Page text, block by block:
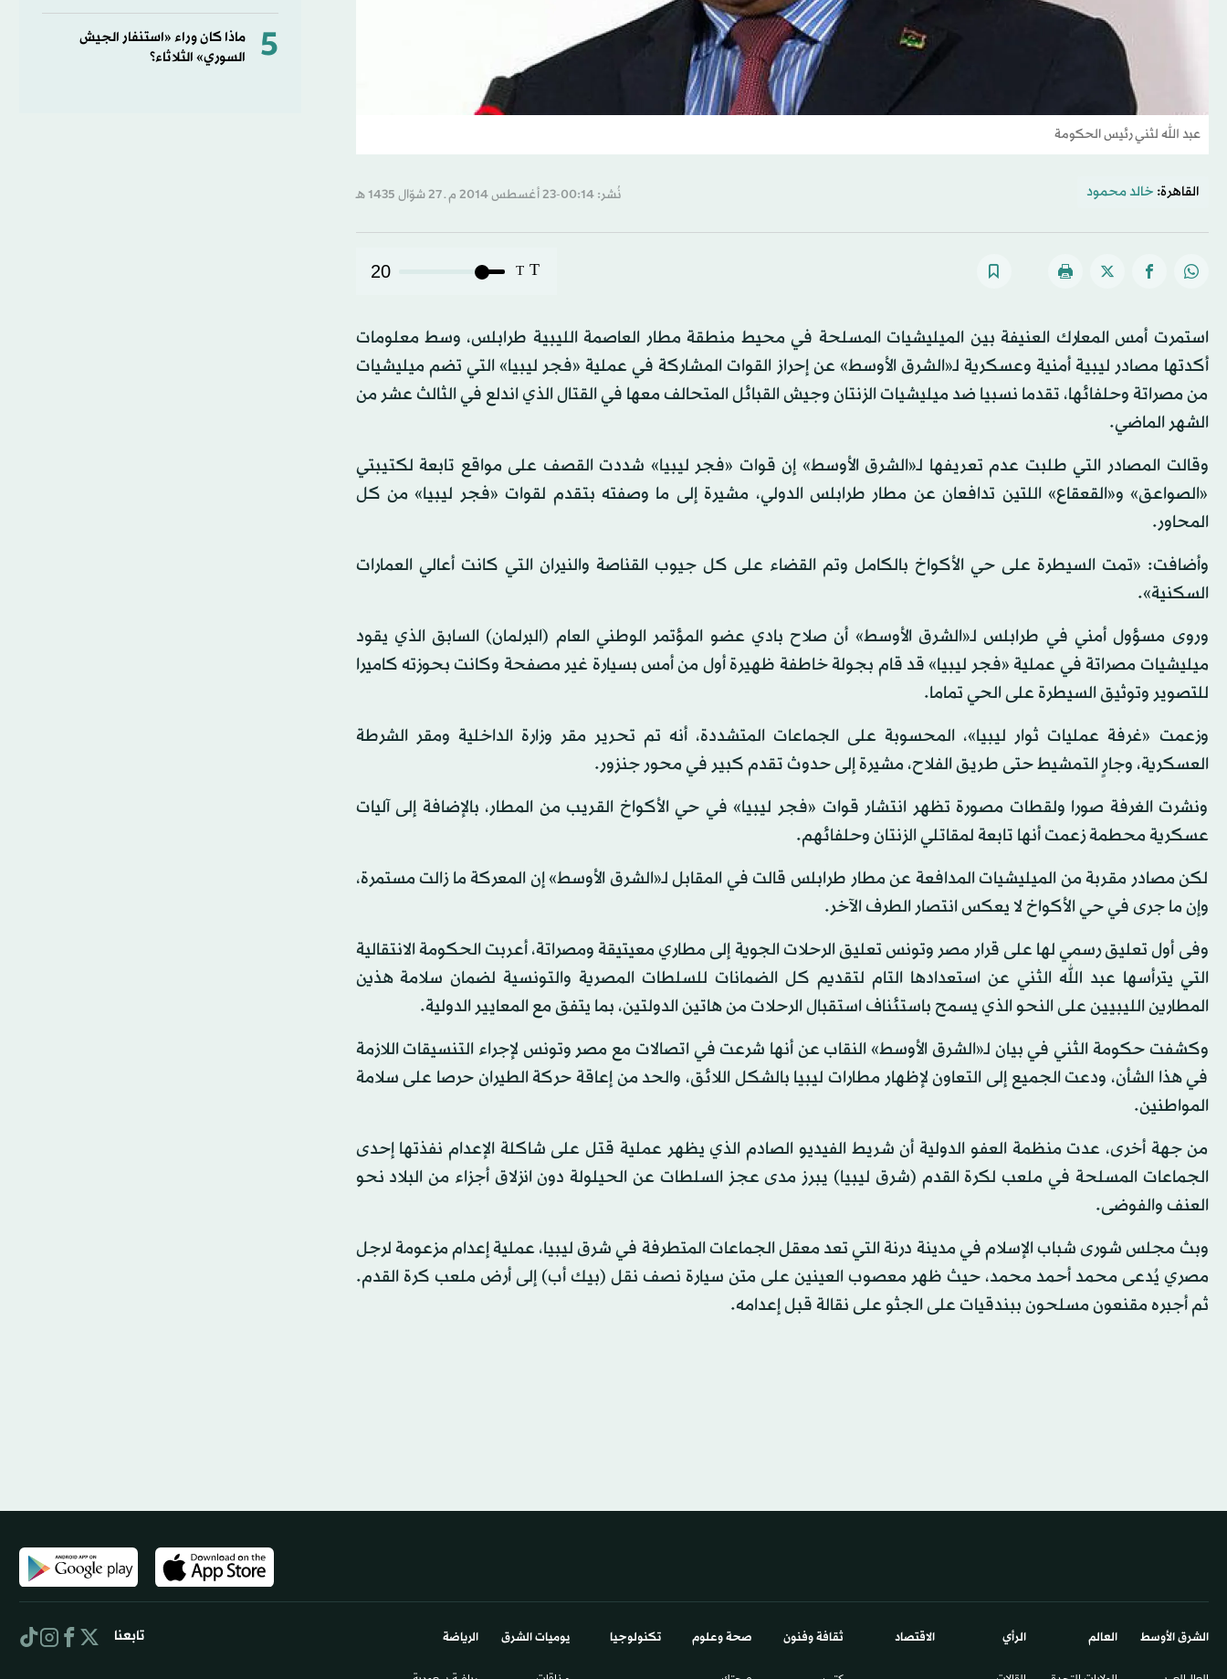
عبد الله لثني رئيس الحكومة
القاهرة: خالد محمود نُشر: 00:14-23 أغسطس 2014 م ـ 27 شوّال 1435 هـ
T
T
20
استمرت أمس المعارك العنيفة بين الميليشيات المسلحة في محيط منطقة مطار العاصمة الليبية طرابلس، وسط معلومات
أكدتها مصادر ليبية أمنية وعسكرية لـ«الشرق الأوسط» عن إحراز القوات المشاركة في عملية «فجر ليبيا» التي تضم ميليشيات
من مصراتة وحلفائها، تقدما نسبيا ضد ميليشيات الزنتان وجيش القبائل المتحالف معها في القتال الذي اندلع في الثالث عشر من
الشهر الماضي.
وقالت المصادر التي طلبت عدم تعريفها لـ«الشرق الأوسط» إن قوات «فجر ليبيا» شددت القصف على مواقع تابعة لكتيبتي
«الصواعق» و«القعقاع» اللتين تدافعان عن مطار طرابلس الدولي، مشيرة إلى ما وصفته بتقدم لقوات «فجر ليبيا» من كل
المحاور.
وأضافت: «تمت السيطرة على حي الأكواخ بالكامل وتم القضاء على كل جيوب القناصة والنيران التي كانت أعالي العمارات
السكنية».
وروى مسؤول أمني في طرابلس لـ«الشرق الأوسط» أن صلاح بادي عضو المؤتمر الوطني العام (البرلمان) السابق الذي يقود
ميليشيات مصراتة في عملية «فجر ليبيا» قد قام بجولة خاطفة ظهيرة أول من أمس بسيارة غير مصفحة وكانت بحوزته كاميرا
للتصوير وتوثيق السيطرة على الحي تماما.
وزعمت «غرفة عمليات ثوار ليبيا»، المحسوبة على الجماعات المتشددة، أنه تم تحرير مقر وزارة الداخلية ومقر الشرطة
العسكرية، وجارٍ التمشيط حتى طريق الفلاح، مشيرة إلى حدوث تقدم كبير في محور جنزور.
ونشرت الغرفة صورا ولقطات مصورة تظهر انتشار قوات «فجر ليبيا» في حي الأكواخ القريب من المطار، بالإضافة إلى آليات
عسكرية محطمة زعمت أنها تابعة لمقاتلي الزنتان وحلفائهم.
لكن مصادر مقربة من الميليشيات المدافعة عن مطار طرابلس قالت في المقابل لـ«الشرق الأوسط» إن المعركة ما زالت مستمرة،
وإن ما جرى في حي الأكواخ لا يعكس انتصار الطرف الآخر.
وفى أول تعليق رسمي لها على قرار مصر وتونس تعليق الرحلات الجوية إلى مطاري معيتيقة ومصراتة، أعربت الحكومة الانتقالية
التي يترأسها عبد الله الثني عن استعدادها التام لتقديم كل الضمانات للسلطات المصرية والتونسية لضمان سلامة هذين
المطارين الليبيين على النحو الذي يسمح باستئناف استقبال الرحلات من هاتين الدولتين، بما يتفق مع المعايير الدولية.
وكشفت حكومة الثني في بيان لـ«الشرق الأوسط» النقاب عن أنها شرعت في اتصالات مع مصر وتونس لإجراء التنسيقات اللازمة
في هذا الشأن، ودعت الجميع إلى التعاون لإظهار مطارات ليبيا بالشكل اللائق، والحد من إعاقة حركة الطيران حرصا على سلامة
المواطنين.
من جهة أخرى، عدت منظمة العفو الدولية أن شريط الفيديو الصادم الذي يظهر عملية قتل على شاكلة الإعدام نفذتها إحدى
الجماعات المسلحة في ملعب لكرة القدم (شرق ليبيا) يبرز مدى عجز السلطات عن الحيلولة دون انزلاق أجزاء من البلاد نحو
العنف والفوضى.
وبث مجلس شورى شباب الإسلام في مدينة درنة التي تعد معقل الجماعات المتطرفة في شرق ليبيا، عملية إعدام مزعومة لرجل
مصري يُدعى محمد أحمد محمد، حيث ظهر معصوب العينين على متن سيارة نصف نقل (بيك أب) إلى أرض ملعب كرة القدم.
ثم أجبره مقنعون مسلحون ببندقيات على الجثو على نقالة قبل إعدامه.
5
ماذا كان وراء «استنفار الجيش
السوري» الثلاثاء؟
الشرق الأوسط​ العالم الرأي الاقتصاد ثقافة وفنون صحة وعلوم تكنولوجيا يوميات الشرق​ الرياضة تابعنا